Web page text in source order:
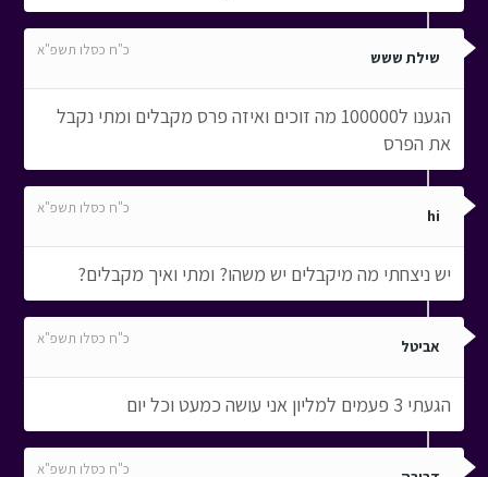
שילת ששש כ"ח כסלו תשפ"א
הגענו ל100000 מה זוכים ואיזה פרס מקבלים ומתי נקבל
את הפרס
hi כ"ח כסלו תשפ"א
יש ניצחתי מה מיקבלים יש משהו? ומתי ואיך מקבלים?
אביטל כ"ח כסלו תשפ"א
הגעתי 3 פעמים למליון אני עושה כמעט וכל יום
כ"ח כסלו תשפ"א